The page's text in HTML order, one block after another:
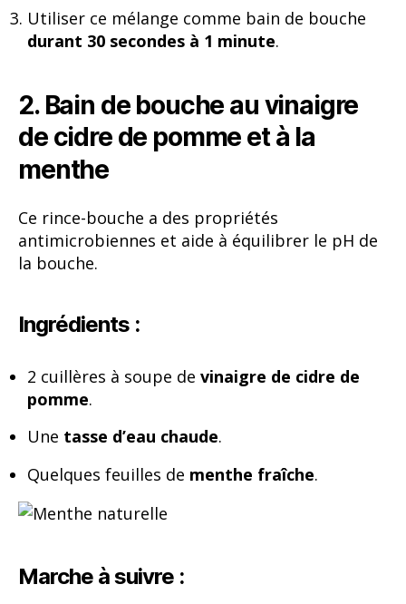
Utiliser ce mélange comme bain de bouche
durant 30 secondes à 1 minute.
2. Bain de bouche au vinaigre
de cidre de pomme et à la
menthe
Ce rince-bouche a des propriétés
antimicrobiennes et aide à équilibrer le pH de
la bouche.
Ingrédients :
2 cuillères à soupe de vinaigre de cidre de
pomme.
Une tasse d’eau chaude.
Quelques feuilles de menthe fraîche.
Marche à suivre :